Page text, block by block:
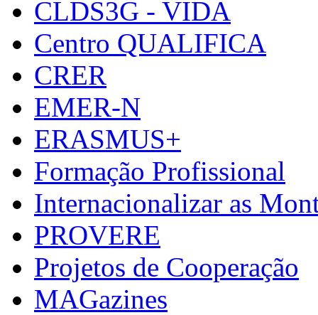
CLDS3G - VIDA
Centro QUALIFICA
CRER
EMER-N
ERASMUS+
Formação Profissional
Internacionalizar as
PROVERE
Projetos de Cooperação
MAGazines